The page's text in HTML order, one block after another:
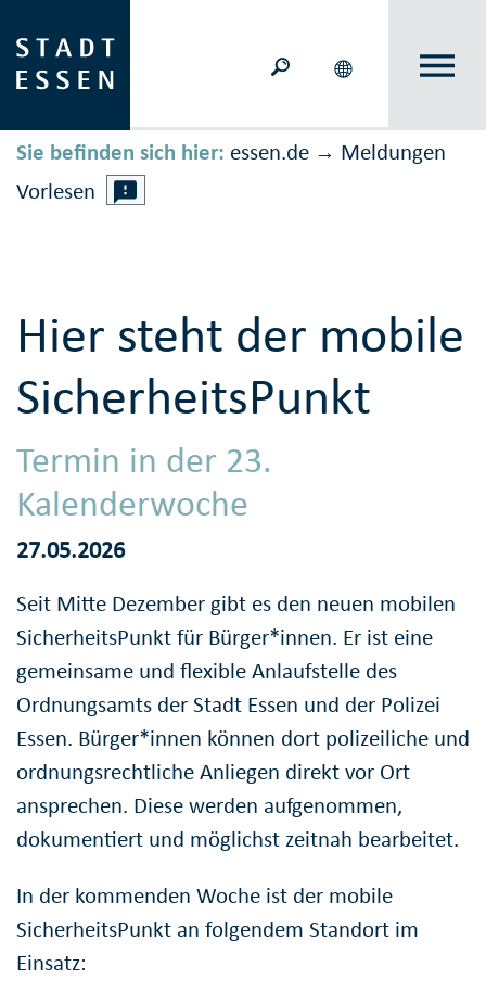
Sie befinden sich hier: essen.de → Meldungen
Vorlesen
Hier steht der mobile
SicherheitsPunkt
Termin in der 23.
Kalenderwoche
27.05.2026
Seit Mitte Dezember gibt es den neuen mobilen
SicherheitsPunkt für Bürger*innen. Er ist eine
gemeinsame und flexible Anlaufstelle des
Ordnungsamts der Stadt Essen und der Polizei
Essen. Bürger*innen können dort polizeiliche und
ordnungsrechtliche Anliegen direkt vor Ort
ansprechen. Diese werden aufgenommen,
dokumentiert und möglichst zeitnah bearbeitet.
In der kommenden Woche ist der mobile
SicherheitsPunkt an folgendem Standort im
Einsatz: